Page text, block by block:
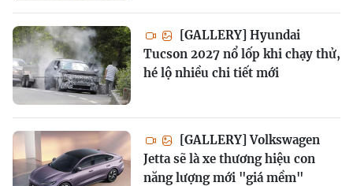
[GALLERY] Hyundai
Tucson 2027 nổ lốp khi chạy thử,
hé lộ nhiều chi tiết mới
[GALLERY] Volkswagen
Jetta sẽ là xe thương hiệu con
năng lượng mới "giá mềm"